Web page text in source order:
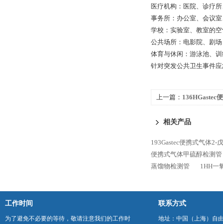
医疗机构：医院、诊疗
事务所：办公室、会议
学校：实验室、教室的
公共场所：电影院、剧
体育与休闲：游泳池、
针对突发公共卫生事件
上一篇： 136HGastec
相关产品
193Gastec便携式气体2-
便携式气体甲硫醇检测管
蒸馏物检测管
1HH一
工作时间
为了避免不必要的等待，敬请注意我们的工作时
联系方式
地址：中国（上海）自